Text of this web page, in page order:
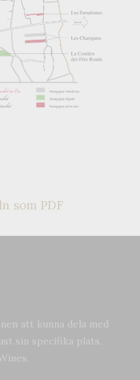
som PDF
att kunna dela med
sin specifika plats,